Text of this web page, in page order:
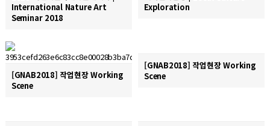
International Nature Art
Seminar 2018
Exploration
[GNAB2018] 작업현장 Working
Scene
[GNAB2018] 작업현장 Working
Scene